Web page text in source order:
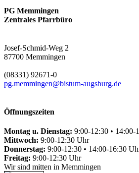
PG Memmingen
Zentrales Pfarrbüro
Josef-Schmid-Weg 2
87700 Memmingen
(08331) 92671-0
pg.memmingen@bistum-augsburg.de
Öffnungszeiten
Montag u. Dienstag: 9:00-12:30 • 14:00-
Mittwoch: 9:00-12:30 Uhr
Donnerstag: 9:00-12:30 • 14:00-16:30
Freitag: 9:00-12:30 Uhr
Wir sind mitten in Memmingen